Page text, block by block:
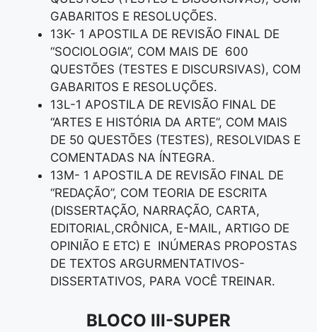
GABARITOS E RESOLUÇÕES.
13K- 1 APOSTILA DE REVISÃO FINAL DE
“SOCIOLOGIA”, COM MAIS DE 600
QUESTÕES (TESTES E DISCURSIVAS), COM
GABARITOS E RESOLUÇÕES.
13L-1 APOSTILA DE REVISÃO FINAL DE
“ARTES E HISTÓRIA DA ARTE”, COM MAIS
DE 50 QUESTÕES (TESTES), RESOLVIDAS E
COMENTADAS NA ÍNTEGRA.
13M- 1 APOSTILA DE REVISÃO FINAL DE
“REDAÇÃO”, COM TEORIA DE ESCRITA
(DISSERTAÇÃO, NARRAÇÃO, CARTA,
EDITORIAL,CRÔNICA, E-MAIL, ARTIGO DE
OPINIÃO E ETC) E INÚMERAS PROPOSTAS
DE TEXTOS ARGURMENTATIVOS-
DISSERTATIVOS, PARA VOCÊ TREINAR.
BLOCO III-SUPER